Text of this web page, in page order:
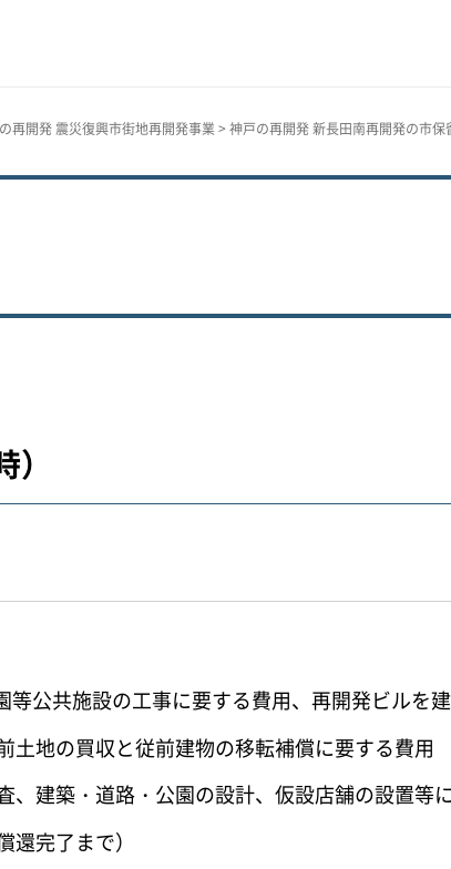
再開発 震災復興市街地再開発事業> 神戸の再開発 新長田南再開発の市
公共施設の工事に要する費用、再開発ビルを
地の買収と従前建物の移転補償に要する費用
建築・道路・公園の設計、仮設店舗の設置等
完了まで）